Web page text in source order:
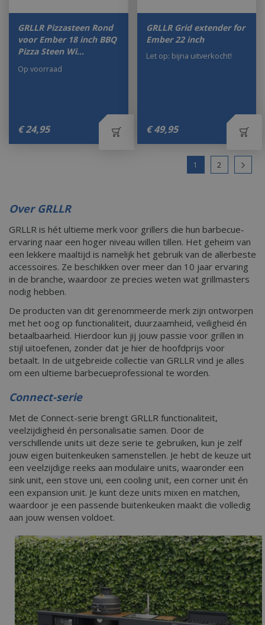
GRLLR Pizzasteen Rond
voor Ember 18 inch BBQ
Pizza Steen Wi…
€24,95
Op voorraad
GRLLR Grid extender for
Ember 22 inch
€ 49,95
Let op: bijna uitverkocht!
1 2
Over GRLLR
GRLLR is hét ultieme merk voor grillers die hun barbecue-
ervaring naar een hoger niveau willen tillen. Het geheim van
een lekkere maaltijd is namelijk het gebruik van de allerbeste
accessoires. Ze beschikken over meer dan 10 jaar ervaring
in de branche, waardoor ze precies weten wat grillmasters
nodig hebben.
De producten van dit gerenommeerde merk zijn ontworpen
met het oog op functionaliteit, duurzaamheid, veiligheid én
betaalbaarheid. Hierdoor kun jij jouw passie voor grillen in
stijl uitoefenen, zonder dat je hier de hoofdprijs voor
betaalt. In de uitgebreide collectie van GRLLR vind je alles
om een ultieme barbecueprofessional te worden.
Connect-serie
Met de Connect-serie brengt GRLLR functionaliteit,
veelzijdigheid én personalisatie samen. Door de
verschillende units uit deze serie te gebruiken, kun je zelf
jouw eigen buitenkeuken samenstellen. Je hebt de keuze uit
een veelzijdige reeks aan modulaire units, waaronder een
sink unit, een stove uni, een cooling unit, een corner unit én
een expansion unit. Je kunt deze units mixen en matchen,
waardoor je een passende buitenkeuken maakt die volledig
aan jouw wensen voldoet.